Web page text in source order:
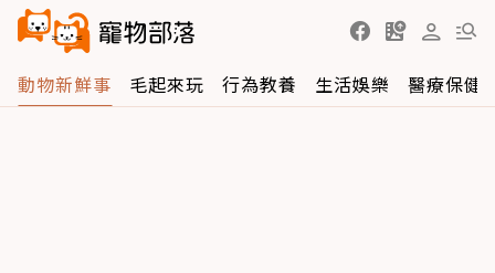
動物新鮮事 毛起來玩 行為教養 生活娛樂 醫療保健